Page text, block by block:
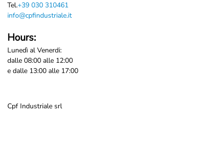
Tel.+39 030 310461
info@cpfindustriale.it
Hours:
Lunedì al Venerdi:
dalle 08:00 alle 12:00
e dalle 13:00 alle 17:00
Cpf Industriale srl